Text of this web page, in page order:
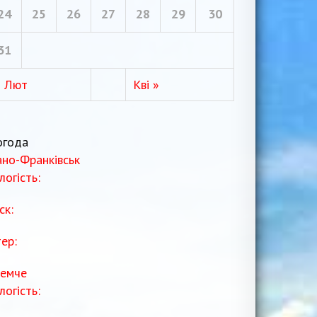
Лют Кві »
25 26 27 28 29 30
Франківськ